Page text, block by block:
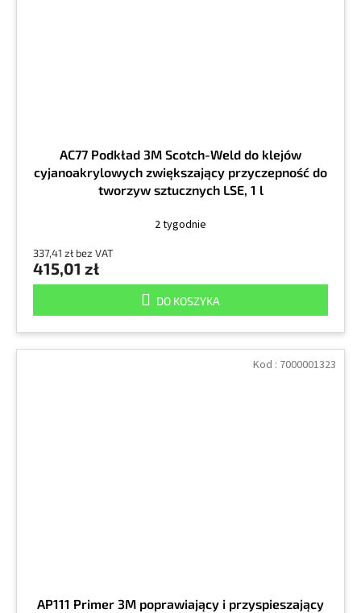
AC77 Podkład 3M Scotch-Weld do klejów
cyjanoakrylowych zwiększający przyczepność do
tworzyw sztucznych LSE, 1 l
2 tygodnie
337,41 zł bez VAT
415,01 zł
DO KOSZYKA
AP111 Primer 3M poprawiający i przyspieszający
Kod : 7000001323